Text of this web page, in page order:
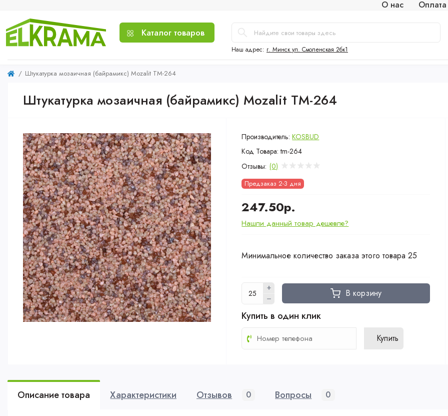
О нас
Каталог товаров
Наш адрес: г. Минск ул. Смоленская 2бк1
Штукатурка мозаичная (байрамикс) Mozalit TM-264
Штукатурка мозаичная (байрамикс) Mozalit TM-264
Производитель: KOSBUD
Код Товара: tm-264
Отзывы: (0)
Предзаказ 2-3 дня
247.50р.
Нашли данный товар дешевле?
Минимальное количество заказа этого товара 25
В корзину
Купить в один клик
Купить
Описание товара Характеристики Отзывов 0 Вопросы 0